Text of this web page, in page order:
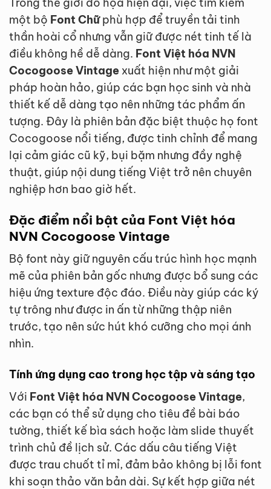
một bộ Font Chữphù hợp để truyền tải tinh
thần hoài cổ nhưng vẫn giữ được nét tinh tế là
điều không hề dễ dàng. Font Việt hóa NVN
Cocogoose Vintage xuất hiện như một giải
pháp hoàn hảo, giúp các bạn học sinh và nhà
thiết kế dễ dàng tạo nên những tác phẩm ấn
tượng. Đây là phiên bản đặc biệt thuộc họ font
Cocogoose nổi tiếng, được tinh chỉnh để mang
lại cảm giác cũ kỹ, bụi bặm nhưng đầy nghệ
thuật, giúp nội dung tiếng Việt trở nên chuyên
nghiệp hơn bao giờ hết.
Đặc điểm nổi bật của Font Việt hóa
NVN Cocogoose Vintage
Bộ font này giữ nguyên cấu trúc hình học mạnh
mẽ của phiên bản gốc nhưng được bổ sung các
hiệu ứng texture độc đáo. Điều này giúp các ký
tự trông như được in ấn từ những thập niên
trước, tạo nên sức hút khó cưỡng cho mọi ánh
nhìn.
Tính ứng dụng cao trong học tập và sáng tạo
Với Font Việt hóa NVN Cocogoose Vintage,
các bạn có thể sử dụng cho tiêu đề bài báo
tường, thiết kế bìa sách hoặc làm slide thuyết
trình chủ đề lịch sử. Các dấu câu tiếng Việt
được trau chuốt tỉ mỉ, đảm bảo không bị lỗi font
khi soạn thảo văn bản dài. Sự kết hợp giữa nét